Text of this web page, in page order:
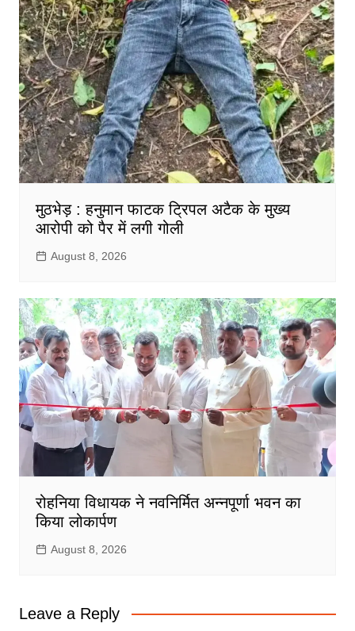
मुठभेड़ : हनुमान फाटक ट्रिपल अटैक के मुख्य
आरोपी को पैर में लगी गोली
August 8, 2026
रोहनिया विधायक ने नवनिर्मित अन्नपूर्णा भवन का
किया लोकार्पण
August 8, 2026
Leave a Reply